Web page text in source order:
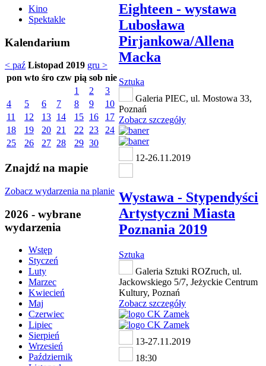
Kino
Spektakle
Kalendarium
< paź Listopad 2019 gru >
pon wto śro czw pią sob nie
1
2
3
4
5 6 7 8 9
10
11
12 13 14 15 16
17
18
19 20 21 22 23
24
25
26 27 28 29 30
Znajdź na mapie
Zobacz wydarzenia na planie
2026 - wybrane
wydarzenia
Wstęp
Styczeń
Luty
Marzec
Kwiecień
Maj
Czerwiec
Lipiec
Sierpień
Wrzesień
Październik
Eighteen - wystawa
Lubosława
Pirjankowa/Allena
Macka
Sztuka
Galeria PIEC, ul. Mostowa 33,
Poznań
Zobacz szczegóły
12-26.11.2019
Wystawa - Stypendyści
Artystyczni Miasta
Poznania 2019
Sztuka
Galeria Sztuki ROZruch, ul.
Jackowskiego 5/7, Jeżyckie Centrum
Kultury, Poznań
Zobacz szczegóły
13-27.11.2019
18:30